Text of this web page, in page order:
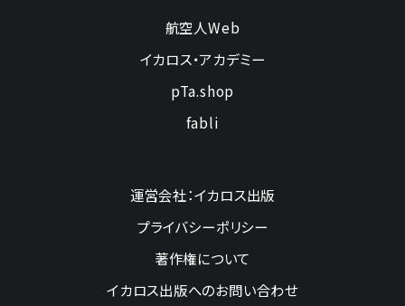
航空人Web
イカロス・アカデミー
pTa.shop
fabli
運営会社：イカロス出版
プライバシーポリシー
著作権について
イカロス出版へのお問い合わせ